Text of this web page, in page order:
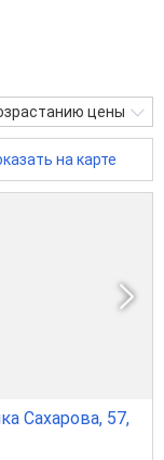
цены
на карте
Сахарова, 57,